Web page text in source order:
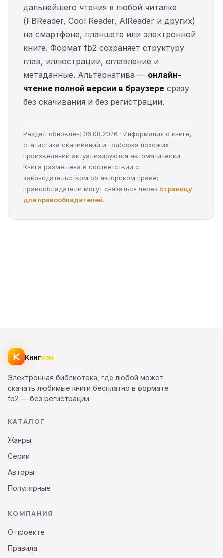
дальнейшего чтения в любой читалке
(FBReader, Cool Reader, AlReader и других)
на смартфоне, планшете или электронной
книге. Формат fb2 сохраняет структуру
глав, иллюстрации, оглавление и
метаданные. Альтернатива — онлайн-
чтение полной версии в браузере сразу
без скачивания и без регистрации.
Раздел обновлён: 06.08.2026 · Информация о книге,
статистика скачиваний и подборка похожих
произведений актуализируются автоматически.
Книга размещена в соответствии с
законодательством об авторском праве;
правообладатели могут связаться через страницу
для правообладателей.
Книгизм
Электронная библиотека, где любой может
скачать любимые книги бесплатно в формате
fb2 — без регистрации.
КАТАЛОГ
Жанры
Серии
Авторы
Популярные
КОМПАНИЯ
О проекте
Правила